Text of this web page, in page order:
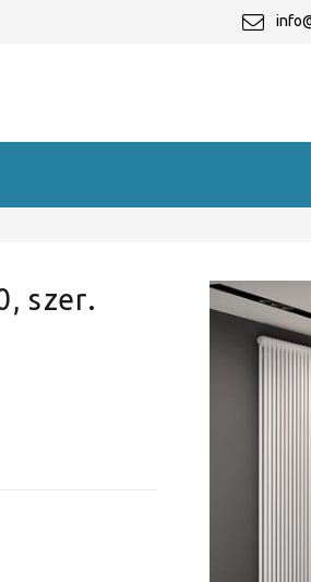
szer.